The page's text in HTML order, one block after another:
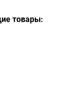
товары: